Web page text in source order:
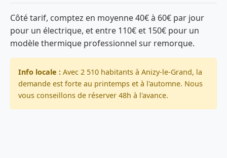
Côté tarif, comptez en moyenne 40€ à 60€ par jour
pour un électrique, et entre 110€ et 150€ pour un
modèle thermique professionnel sur remorque.
Info locale : Avec 2 510 habitants à Anizy-le-Grand, la
demande est forte au printemps et à l'automne. Nous
vous conseillons de réserver 48h à l'avance.